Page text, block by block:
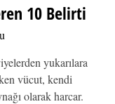
10 Belirti
yukarılara
vücut, kendi
olarak harcar.